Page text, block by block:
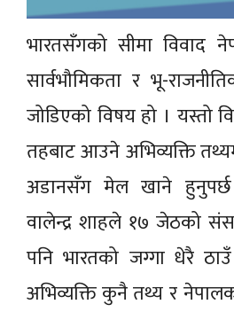
भारतसँगको सीमा विवाद
सार्वभौमिकता र भू-
जोडिएको विषय हो । यस्तो
तहबाट आउने अभिव्यक्ति
अडानसँग मेल खाने हुनुपर्छ
वालेन्द्र शाहले १७ जेठको
पनि भारतको जग्गा धेरै
अभिव्यक्ति कुनै तथ्य र